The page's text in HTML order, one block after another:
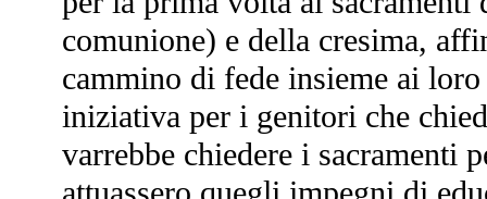
comunione) e della cresima,
cammino di fede insieme ai
iniziativa per i genitori che
varrebbe chiedere i